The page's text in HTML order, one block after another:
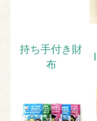
持ち手付き財
布